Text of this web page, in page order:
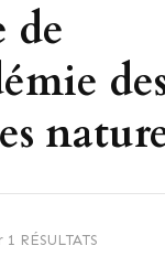
de
RÉSULTATS